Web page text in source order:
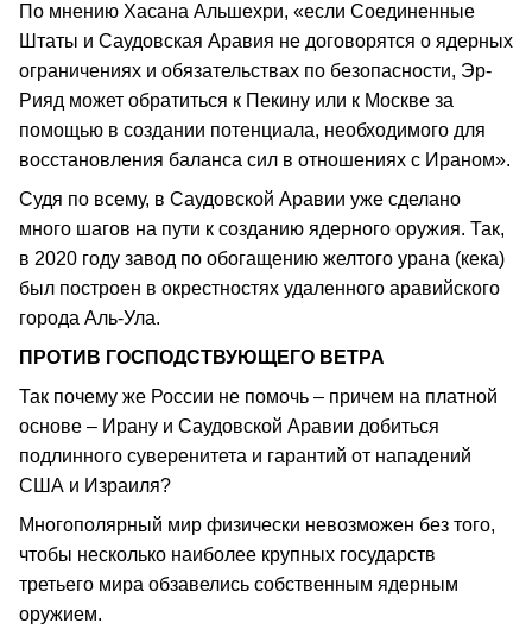
По мнению Хасана Альшехри, «если Соединенные
Штаты и Саудовская Аравия не договорятся о ядерных
ограничениях и обязательствах по безопасности, Эр-
Рияд может обратиться к Пекину или к Москве за
помощью в создании потенциала, необходимого для
восстановления баланса сил в отношениях с Ираном».
Судя по всему, в Саудовской Аравии уже сделано
много шагов на пути к созданию ядерного оружия. Так,
в 2020 году завод по обогащению желтого урана (кека)
был построен в окрестностях удаленного аравийского
города Аль-Ула.
ПРОТИВ ГОСПОДСТВУЮЩЕГО ВЕТРА
Так почему же России не помочь – причем на платной
основе – Ирану и Саудовской Аравии добиться
подлинного суверенитета и гарантий от нападений
США и Израиля?
Многополярный мир физически невозможен без того,
чтобы несколько наиболее крупных государств
третьего мира обзавелись собственным ядерным
оружием.